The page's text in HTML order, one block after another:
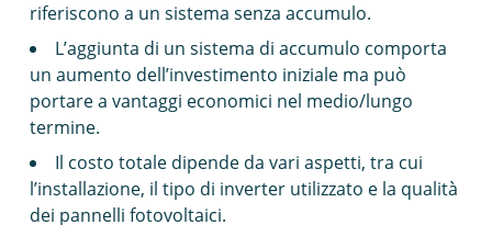
riferiscono a un sistema senza accumulo.
L’aggiunta di un sistema di accumulo comporta
un aumento dell’investimento iniziale ma può
portare a vantaggi economici nel medio/lungo
termine.
Il costo totale dipende da vari aspetti, tra cui
l’installazione, il tipo di inverter utilizzato e la qualità
dei pannelli fotovoltaici.